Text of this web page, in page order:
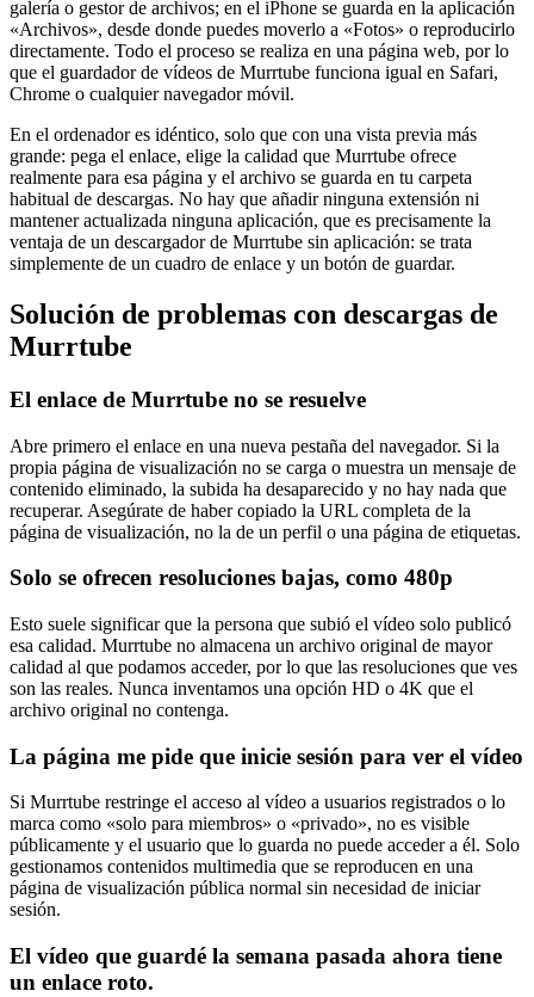
galería o gestor de archivos; en el iPhone se guarda en la aplicación
«Archivos», desde donde puedes moverlo a «Fotos» o reproducirlo
directamente. Todo el proceso se realiza en una página web, por lo
que el guardador de vídeos de Murrtube funciona igual en Safari,
Chrome o cualquier navegador móvil.
En el ordenador es idéntico, solo que con una vista previa más
grande: pega el enlace, elige la calidad que Murrtube ofrece
realmente para esa página y el archivo se guarda en tu carpeta
habitual de descargas. No hay que añadir ninguna extensión ni
mantener actualizada ninguna aplicación, que es precisamente la
ventaja de un descargador de Murrtube sin aplicación: se trata
simplemente de un cuadro de enlace y un botón de guardar.
Solución de problemas con descargas de
Murrtube
El enlace de Murrtube no se resuelve
Abre primero el enlace en una nueva pestaña del navegador. Si la
propia página de visualización no se carga o muestra un mensaje de
contenido eliminado, la subida ha desaparecido y no hay nada que
recuperar. Asegúrate de haber copiado la URL completa de la
página de visualización, no la de un perfil o una página de etiquetas.
Solo se ofrecen resoluciones bajas, como 480p
Esto suele significar que la persona que subió el vídeo solo publicó
esa calidad. Murrtube no almacena un archivo original de mayor
calidad al que podamos acceder, por lo que las resoluciones que ves
son las reales. Nunca inventamos una opción HD o 4K que el
archivo original no contenga.
La página me pide que inicie sesión para ver el vídeo
Si Murrtube restringe el acceso al vídeo a usuarios registrados o lo
marca como «solo para miembros» o «privado», no es visible
públicamente y el usuario que lo guarda no puede acceder a él. Solo
gestionamos contenidos multimedia que se reproducen en una
página de visualización pública normal sin necesidad de iniciar
sesión.
El vídeo que guardé la semana pasada ahora tiene
un enlace roto.